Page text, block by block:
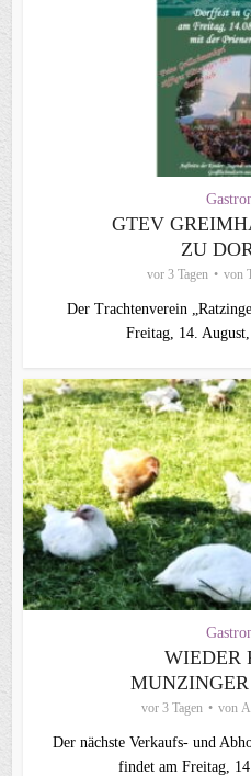
GTEV
ZU
vor 3 Tagen von
Der Trachtenverein
Freitag, 14.
WIEDER
vor 3 Tagen von
Der nächste Verkaufs- und
findet am Freitag,